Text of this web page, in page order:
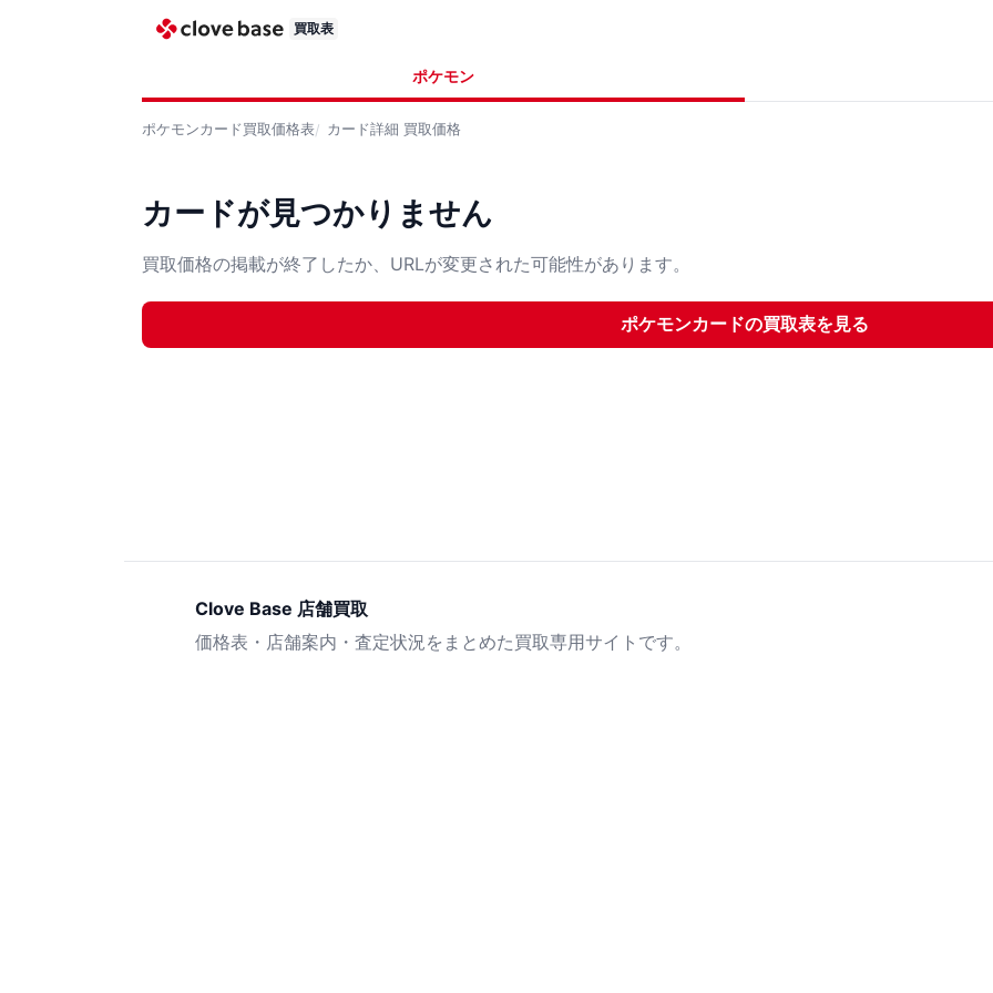
買取表
ポケモン
ポケモンカード買取価格表 カード詳細 買取価格
カードが見つかりません
買取価格の掲載が終了したか、URLが変更された可能性があります。
ポケモンカードの買取表を見る
Clove Base 店舗買取
価格表・店舗案内・査定状況をまとめた買取専用サイトです。